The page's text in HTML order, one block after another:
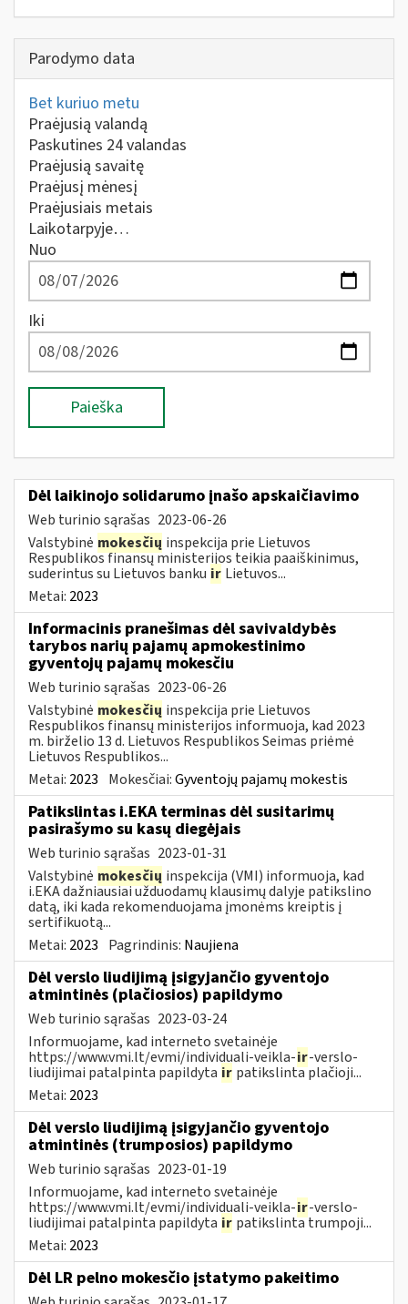
Parodymo data
Bet kuriuo metu
Praėjusią valandą
Paskutines 24 valandas
Praėjusią savaitę
Praėjusį mėnesį
Praėjusiais metais
Laikotarpyje…
Nuo
Iki
Paieška
Dėl laikinojo solidarumo įnašo apskaičiavimo
Web turinio sąrašas 2023-06-26
Valstybinė mokesčių inspekcija prie Lietuvos
Respublikos finansų ministerijos teikia paaiškinimus,
suderintus su Lietuvos banku ir Lietuvos...
Metai: 2023
Informacinis pranešimas dėl savivaldybės
tarybos narių pajamų apmokestinimo
gyventojų pajamų mokesčiu
Web turinio sąrašas 2023-06-26
Valstybinė mokesčių inspekcija prie Lietuvos
Respublikos finansų ministerijos informuoja, kad 2023
m. birželio 13 d. Lietuvos Respublikos Seimas priėmė
Lietuvos Respublikos...
Metai: 2023 Mokesčiai:Gyventojų pajamų mokestis
Patikslintas i.EKA terminas dėl susitarimų
pasirašymo su kasų diegėjais
Web turinio sąrašas 2023-01-31
Valstybinė mokesčių inspekcija (VMI) informuoja, kad
i.EKA dažniausiai užduodamų klausimų dalyje patikslino
datą, iki kada rekomenduojama įmonėms kreiptis į
sertifikuotą...
Metai: 2023 Pagrindinis: Naujiena
Dėl verslo liudijimą įsigyjančio gyventojo
atmintinės (plačiosios) papildymo
Web turinio sąrašas 2023-03-24
Informuojame, kad interneto svetainėje
https://www.vmi.lt/evmi/individuali-veikla-ir-verslo-
liudijimai patalpinta papildyta ir patikslinta plačioji...
Metai: 2023
Dėl verslo liudijimą įsigyjančio gyventojo
atmintinės (trumposios) papildymo
Web turinio sąrašas 2023-01-19
Informuojame, kad interneto svetainėje
https://www.vmi.lt/evmi/individuali-veikla-ir-verslo-
liudijimai patalpinta papildyta ir patikslinta trumpoji...
Metai: 2023
Dėl LR pelno mokesčio įstatymo pakeitimo